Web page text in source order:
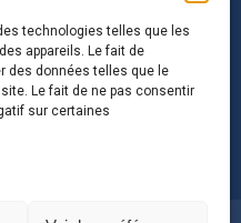
technologies telles que les
appareils. Le fait de
des données telles que le
Le fait de ne pas consentir
sur certaines